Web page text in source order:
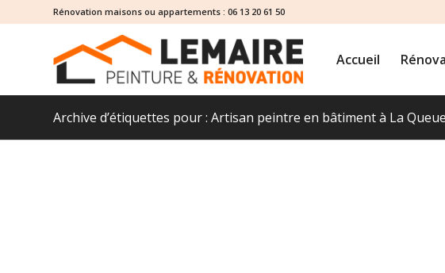
Rénovation maisons ou appartements : 06 13 20 61 50
Accueil
Archive d’étiquettes pour : Artisan peintre en bâtiment à La